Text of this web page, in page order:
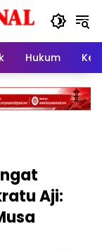
Hukum
Aji: